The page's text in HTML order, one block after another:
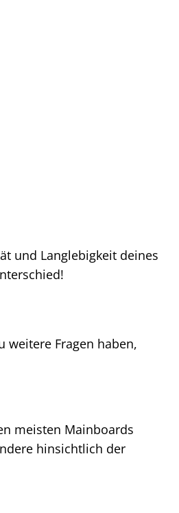
und Langlebigkeit deines
weitere Fragen haben,
meisten Mainboards
hinsichtlich der